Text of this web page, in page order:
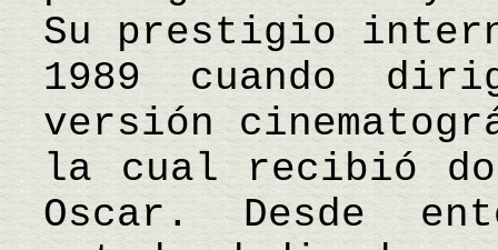
Su prestigio
1989 cuando
versión
la cual recibió
Oscar. Desde